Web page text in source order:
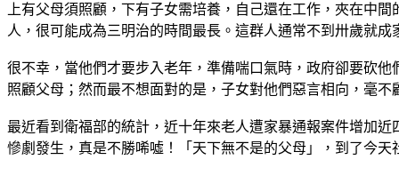
上有父母須照顧，下有子女需培養，自己還在工作，夾在中
人，很可能成為三明治的時間最長。這群人通常不到卅歲就
很不幸，當他們才要步入老年，準備喘口氣時，政府卻要砍
照顧父母；然而最不想面對的是，子女對他們惡言相向，毫不
最近看到衛福部的統計，近十年來老人遭家暴通報案件增加
慘劇發生，真是不勝唏噓！「天下無不是的父母」，到了今天